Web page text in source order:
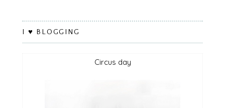
I ♥ BLOGGING
circus day